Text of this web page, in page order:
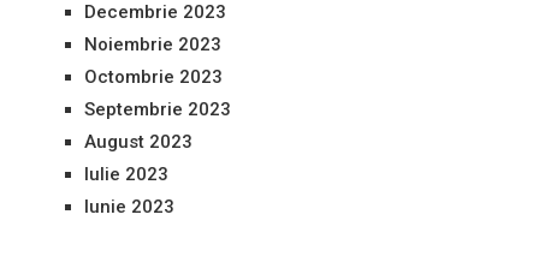
Decembrie 2023
Noiembrie 2023
Octombrie 2023
Septembrie 2023
August 2023
Iulie 2023
Iunie 2023